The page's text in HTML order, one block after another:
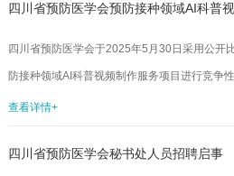
士...
四川省预防医学会预防接种领域AI科普
结果公示
四川省预防医学会于2025年5月30日采用公开
防接种领域AI科普视频制作服务项目进行竞争
单位投标参与，并于2025年6月9日由三位专家
有异议，请及时以口头或书面形式向四川省预
查看详情+
四川省预防医学会秘书处人员招聘启事